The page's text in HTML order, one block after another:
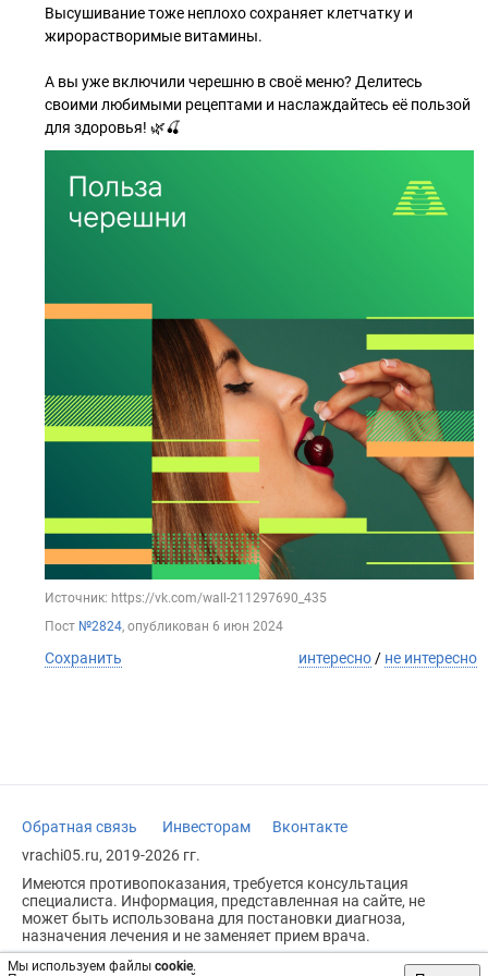
Мы используем файлы cookie.
Высушивание тоже неплохо сохраняет клетчатку и
жирорастворимые витамины.
А вы уже включили черешню в своё меню? Делитесь
своими любимыми рецептами и наслаждайтесь её пользой
для здоровья! 🌿🍒
Источник: https://vk.com/wall-211297690_435
Пост №2824, опубликован 6 июн 2024
Сохранить интересно / не интересно
Обратная связь Инвесторам
Вконтакте
vrachi05.ru, 2019-2026 гг.
Имеются противопоказания, требуется консультация
специалиста. Информация, представленная на сайте, не
может быть использована для постановки диагноза,
назначения лечения и не заменяет прием врача.
Возрастное ограничение: 18+